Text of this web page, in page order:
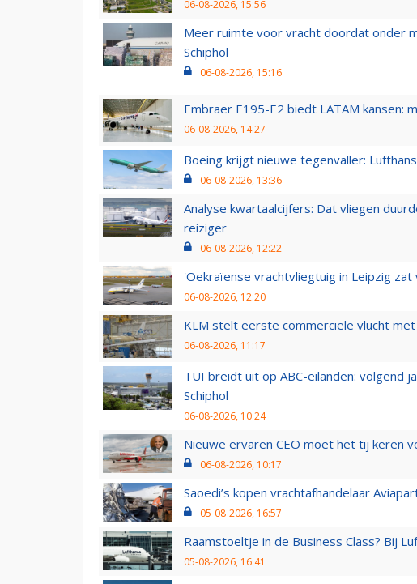
06-08-2026, 15:56
Meer ruimte voor vracht doordat onder
Schiphol
06-08-2026, 15:16
Embraer E195-E2 biedt LATAM kansen:
06-08-2026, 14:27
Boeing krijgt nieuwe tegenvaller:
06-08-2026, 13:36
Analyse kwartaalcijfers: Dat vliegen
reiziger
06-08-2026, 12:22
'Oekraïense vrachtvliegtuig in Leipzig
06-08-2026, 12:20
KLM stelt eerste commerciële vlucht
06-08-2026, 11:17
TUI breidt uit op ABC-eilanden: volgend
Schiphol
06-08-2026, 10:24
Nieuwe ervaren CEO moet het tij keren
06-08-2026, 10:17
Saoedi’s kopen vrachtafhandelaar
05-08-2026, 16:57
Raamstoeltje in de Business Class? Bij
05-08-2026, 16:41